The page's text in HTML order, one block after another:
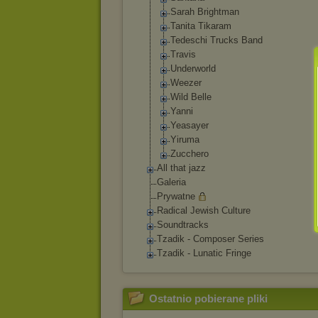
Sarah Brightman
Tanita Tikaram
Tedeschi Trucks Band
Travis
Underworld
Weezer
Wild Belle
Yanni
Yeasayer
Yiruma
Zucchero
All that jazz
Galeria
Prywatne
Radical Jewish Culture
Soundtracks
Tzadik - Composer Series
Tzadik - Lunatic Fringe
Ostatnio pobierane pliki